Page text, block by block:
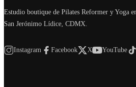
Estudio boutique de Pilates Reformer y Yoga
San Jerónimo Lídice, CDMX.
Instagram Facebook X YouTube